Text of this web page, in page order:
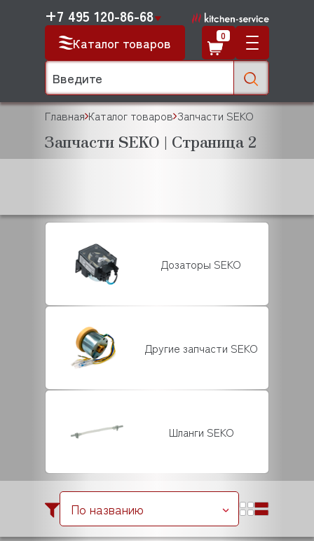
Каталог товаров
+7 495 120-86-68
0
Главная Каталог товаров Запчасти SEKO
Запчасти SEKO | Страница 2
Дозаторы SEKO
Другие запчасти SEKO
Шланги SEKO
По названию